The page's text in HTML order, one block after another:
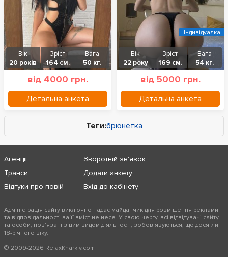
Вік
20 років
Зріст
164 см.
Вага
50 кг.
від 4000 грн.
Детальна анкета
Вік
22 року
Зріст
169 см.
Вага
54 кг.
від 5000 грн.
Детальна анкета
Індивідуалка
Теги:брюнетка
Агенції
Транси
Відгуки про повій
Зворотній зв'язок
Додати анкету
Вхід до кабінету
Адміністрація сайту виключно надає майданчик для розміщення реклами
та відповідальності за її вміст не несе. У свою чергу, всі відвідувачі сайту
та особи, пов'язані з цим видом діяльності, зобов'язуються, що досягли
18-річного віку.
© 2009-2026 RelaxKharkiv.com